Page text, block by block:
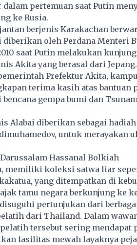
pertemuan saat Putin
ke Rusia.
berjenis Karakachan
oleh Perdana Menteri
saat Putin melakukan
Akita yang berasal dari Jepang.
Prefektur Akita,
terima kasih atas bantuan
gempa bumi dan
Alabai diberikan sebagai
untuk merayakan
Hassanal Bolkiah
memiliki koleksi satwa liar
yang ditempatkan di
tamu negara berkunjung ke
pertunjukan dari
dari Thailand. Dalam
tersebut sering mendapat
fasilitas mewah layaknya